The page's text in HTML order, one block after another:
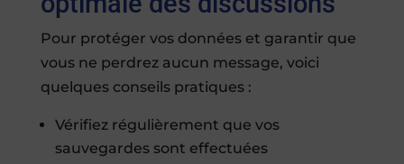
Pour protéger vos données et garantir que
vous ne perdrez aucun message, voici
quelques conseils pratiques :
Vérifiez régulièrement que vos
sauvegardes sont effectuées